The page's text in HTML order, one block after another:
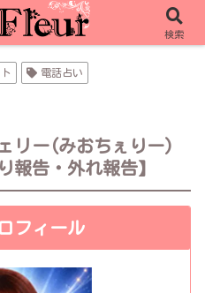
ノア 10分無料＋1,000pt
ピュアリ 合計15分無料
電話占い
リー(みおちぇりー)
報告・外れ報告】
フィール
検索